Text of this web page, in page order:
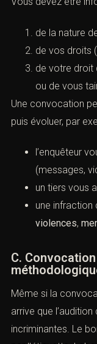
de la nature
de vos droits
de votre droit
ou de vous
Une convocation
puis évoluer, par
l’enquêteur
(messages,
un tiers vous
une infraction
violences,
C.
Même si la
arrive que
incriminantes. Le